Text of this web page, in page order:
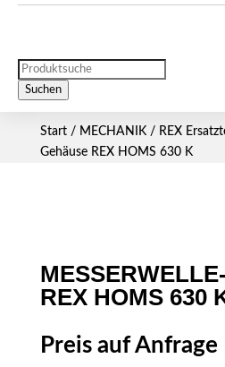
Products
search
Suchen
Start/ MECHANIK/ REX
Gehäuse REX HOMS 630 K
REX HOMS 630
Preis auf Anfrage